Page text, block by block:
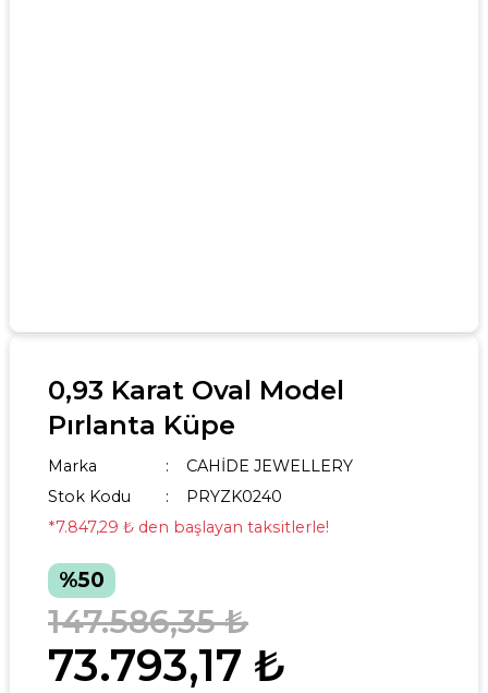
0,93 Karat Oval Model
Pırlanta Küpe
Marka
CAHİDE JEWELLERY
Stok Kodu
PRYZK0240
*7.847,29 ₺ den başlayan taksitlerle!
%50
73.793,17 ₺
147.586,35 ₺